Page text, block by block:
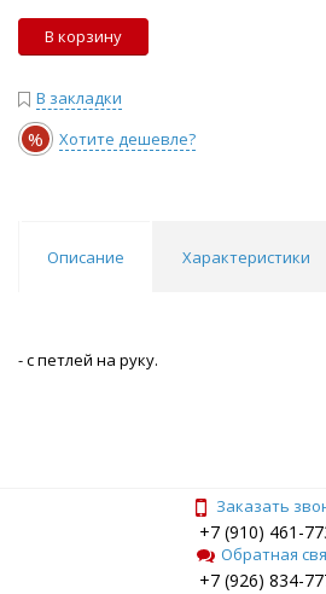
В корзину
В закладки
% Хотите дешевле?
Описание Характеристики
- с петлей на руку.
Заказать
+7 (910) 461-
Обратная
+7 (926) 834-